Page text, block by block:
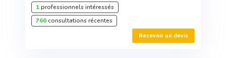
1professionnels intéressés
760consultations récentes
Recevoir un devis